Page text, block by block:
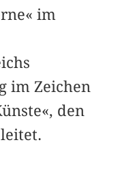
im
im Zeichen
den